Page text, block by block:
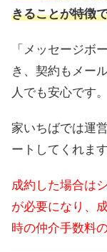
きることが特徴
「メッセージボ
き、契約もメー
人でも安心です。
家いちばでは運
ートしてくれま
成約した場合は
が必要になり、
時の仲介手数料